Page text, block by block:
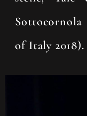
Sottocornola
of Italy 2018).